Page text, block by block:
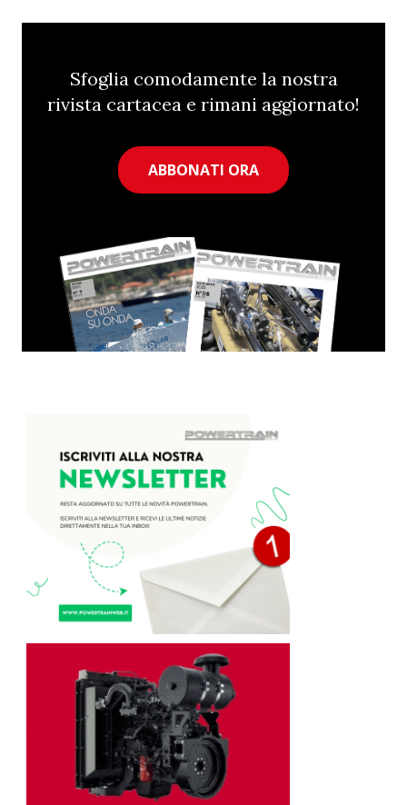
Sfoglia comodamente la nostra
rivista cartacea e rimani aggiornato!
ABBONATI ORA